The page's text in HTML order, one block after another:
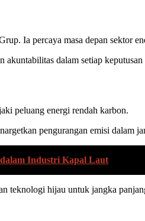
Ia percaya masa depan sektor
dalam setiap keputusan
peluang energi rendah karbon.
pengurangan emisi dalam
Industri Kapal Laut
teknologi hijau untuk jangka